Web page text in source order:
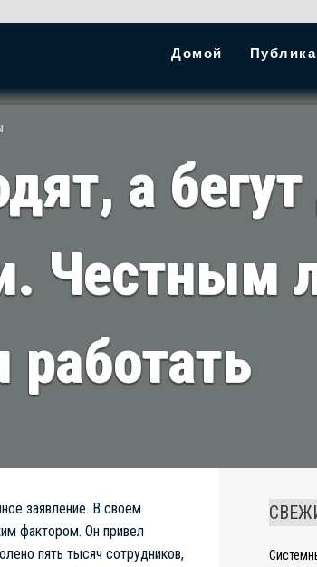
Домой
а
Честным
заявление. В своем
фактором. Он привел
пять тысяч сотрудников,